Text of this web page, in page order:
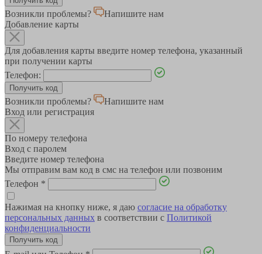
Возникли проблемы?
Напишите нам
Добавление карты
Для добавления карты введите номер телефона, указанный
при получении карты
Телефон:
Возникли проблемы?
Напишите нам
Вход или регистрация
По номеру телефона
Вход с паролем
Введите номер телефона
Мы отправим вам код в смс на телефон или позвоним
Телефон *
Нажимая на кнопку ниже, я даю согласие на обработку
персональных данных в соответствии с Политикой
конфиденциальности